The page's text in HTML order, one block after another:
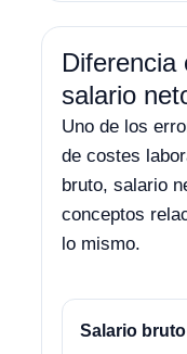
Diferencia
salario
Uno de los
de costes
bruto, salario
conceptos
lo mismo.
Salario bruto